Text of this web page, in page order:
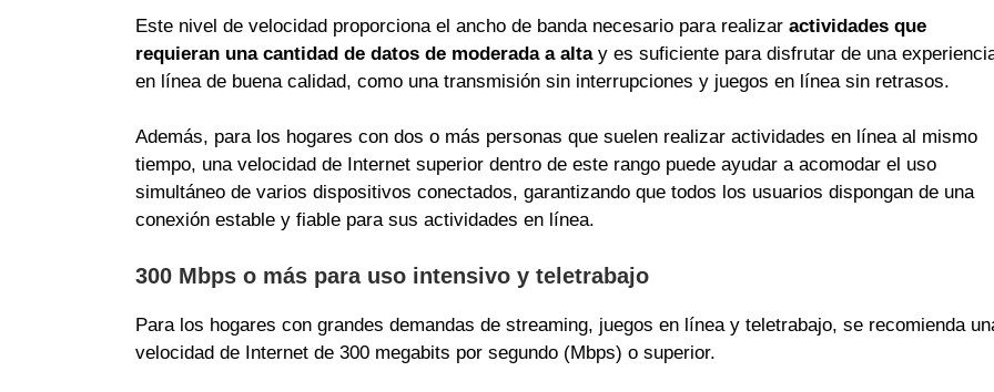
Este nivel de velocidad proporciona el ancho de banda necesario para realizar actividades que
requieran una cantidad de datos de moderada a altay es suficiente para disfrutar de una
en línea de buena calidad, como una transmisión sin interrupciones y juegos en línea sin retrasos.
Además, para los hogares con dos o más personas que suelen realizar actividades en línea al mismo
tiempo, una velocidad de Internet superior dentro de este rango puede ayudar a acomodar el uso
simultáneo de varios dispositivos conectados, garantizando que todos los usuarios dispongan de una
conexión estable y fiable para sus actividades en línea.
300 Mbps o más para uso intensivo y teletrabajo
Para los hogares con grandes demandas de streaming, juegos en línea y teletrabajo, se recomienda
velocidad de Internet de 300 megabits por segundo (Mbps) o superior.